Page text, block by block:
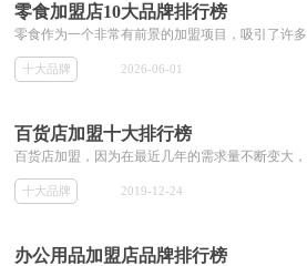
零食加盟店10大品牌排行榜
十大品牌 2026-06-01
百货店加盟十大排行榜
十大品牌 2019-12-24
办公用品加盟店品牌排行榜